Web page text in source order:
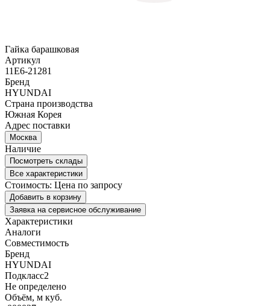
Гайка барашковая
Артикул
11E6-21281
Бренд
HYUNDAI
Страна производства
Южная Корея
Адрес поставки
Москва
Наличие
Посмотреть склады
Все характеристики
Стоимость: Цена по запросу
Добавить в корзину
Заявка на сервисное обслуживание
Характеристики
Аналоги
Совместимость
Бренд
HYUNDAI
Подкласс2
Не определено
Объём, м куб.